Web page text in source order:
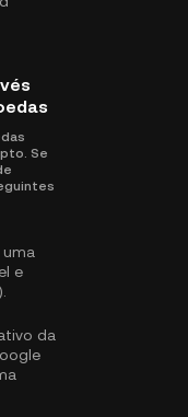
Se
uma
e
da